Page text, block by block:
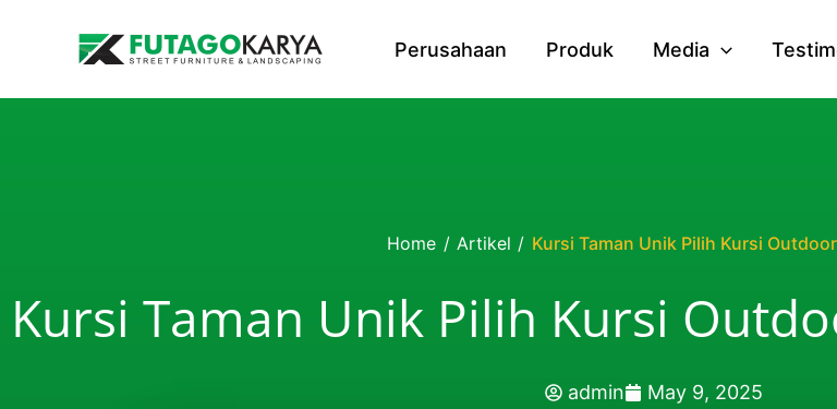
Perusahaan Produk Media
Home / Artikel / Kursi Taman Unik Pilih Kursi
Kursi Taman Unik Pilih Kursi
admin May 9, 2025